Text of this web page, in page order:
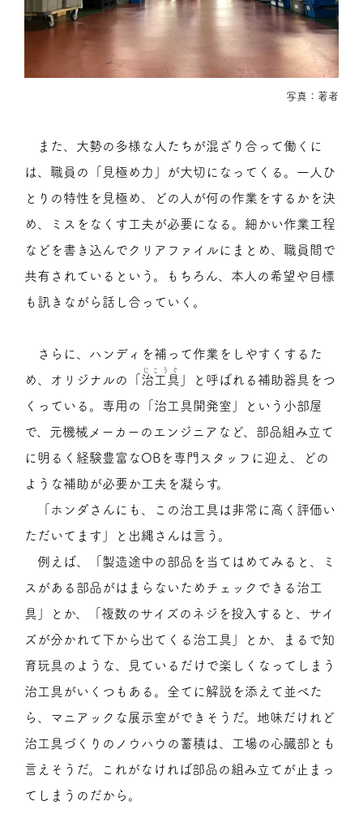
写真：著者
また、大勢の多様な人たちが混ざり合って働くに
は、職員の「見極め力」が大切になってくる。一人ひ
とりの特性を見極め、どの人が何の作業をするかを決
め、ミスをなくす工夫が必要になる。細かい作業工程
などを書き込んでクリアファイルにまとめ、職員間で
共有されているという。もちろん、本人の希望や目標
も訊きながら話し合っていく。
さらに、ハンディを補って作業をしやすくするた
め、オリジナルの「 治工具
じこうぐ
」と呼ばれる補助器具をつ
くっている。専用の「治工具開発室」という小部屋
で、元機械メーカーのエンジニアなど、部品組み立て
に明るく経験豊富なOBを専門スタッフに迎え、どの
ような補助が必要か工夫を凝らす。
「ホンダさんにも、この治工具は非常に高く評価い
ただいてます」と出縄さんは言う。
例えば、「製造途中の部品を当てはめてみると、ミ
スがある部品がはまらないためチェックできる治工
具」とか、「複数のサイズのネジを投入すると、サイ
ズが分かれて下から出てくる治工具」とか、まるで知
育玩具のような、見ているだけで楽しくなってしまう
治工具がいくつもある。全てに解説を添えて並べた
ら、マニアックな展示室ができそうだ。地味だけれど
治工具づくりのノウハウの蓄積は、工場の心臓部とも
言えそうだ。これがなければ部品の組み立てが止まっ
てしまうのだから。